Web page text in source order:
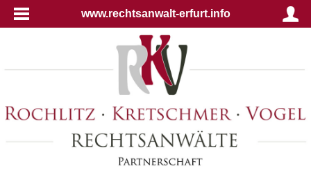
www.rechtsanwalt-erfurt.info